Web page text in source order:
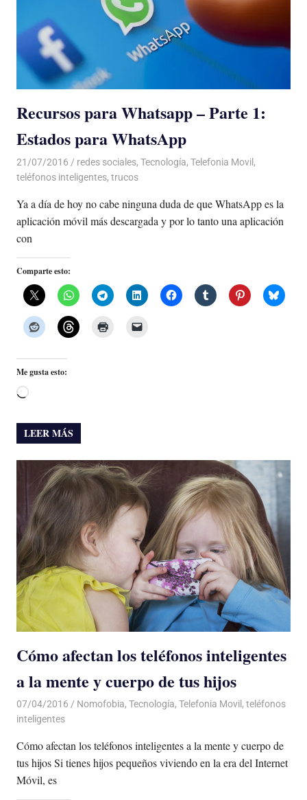
Recursos para Whatsapp – Parte 1:
Estados para WhatsApp
21/07/2016 Luis Castellanos
redes sociales, Tecnología, Telefonia Movil,
teléfonos inteligentes, trucos
Ya a día de hoy no cabe ninguna duda de que WhatsApp es la
aplicación móvil más descargada y por lo tanto una aplicación
con
Comparte esto:
Me gusta esto:
Cargando...
LEER MÁS
Cómo afectan los teléfonos inteligentes
a la mente y cuerpo de tus hijos
07/04/2016 Luis Castellanos
Nomofobia, Tecnología, Telefonia Movil , teléfonos
inteligentes
Cómo afectan los teléfonos inteligentes a la mente y cuerpo de
tus hijos Si tienes hijos pequeños viviendo en la era del Internet
Móvil, es